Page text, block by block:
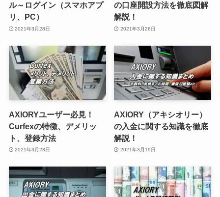
ル～ログイン（スマホアプ
リ、PC）
2021年3月28日
の口座開設方法を徹底図解
解説！
2021年3月26日
AXIORYユーザー必見！
Curfexの特徴、デメリッ
ト、登録方法
2021年3月23日
AXIORY（アキシオリー）
の入金に関する知識を徹底
解説！
2021年3月19日